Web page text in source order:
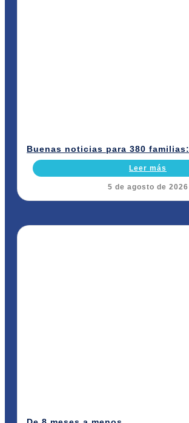
Buenas noticias para 380 familias:
Leer más
5 de agosto de 2026